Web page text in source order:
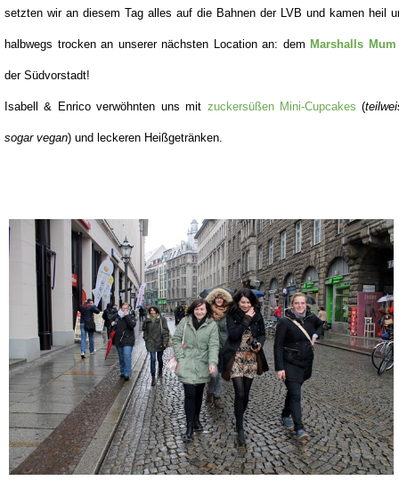
setzten wir an diesem Tag alles auf die Bahnen der LVB und kamen heil
halbwegs trocken an unserer nächsten Location an: dem Marshalls Mum
der Südvorstadt!
Isabell & Enrico verwöhnten uns mit zuckersüßen Mini-Cupcakes (
sogar vegan) und leckeren Heißgetränken.